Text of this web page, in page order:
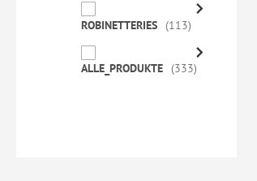
ROBINETTERIES 113
ALLE_PRODUKTE 333